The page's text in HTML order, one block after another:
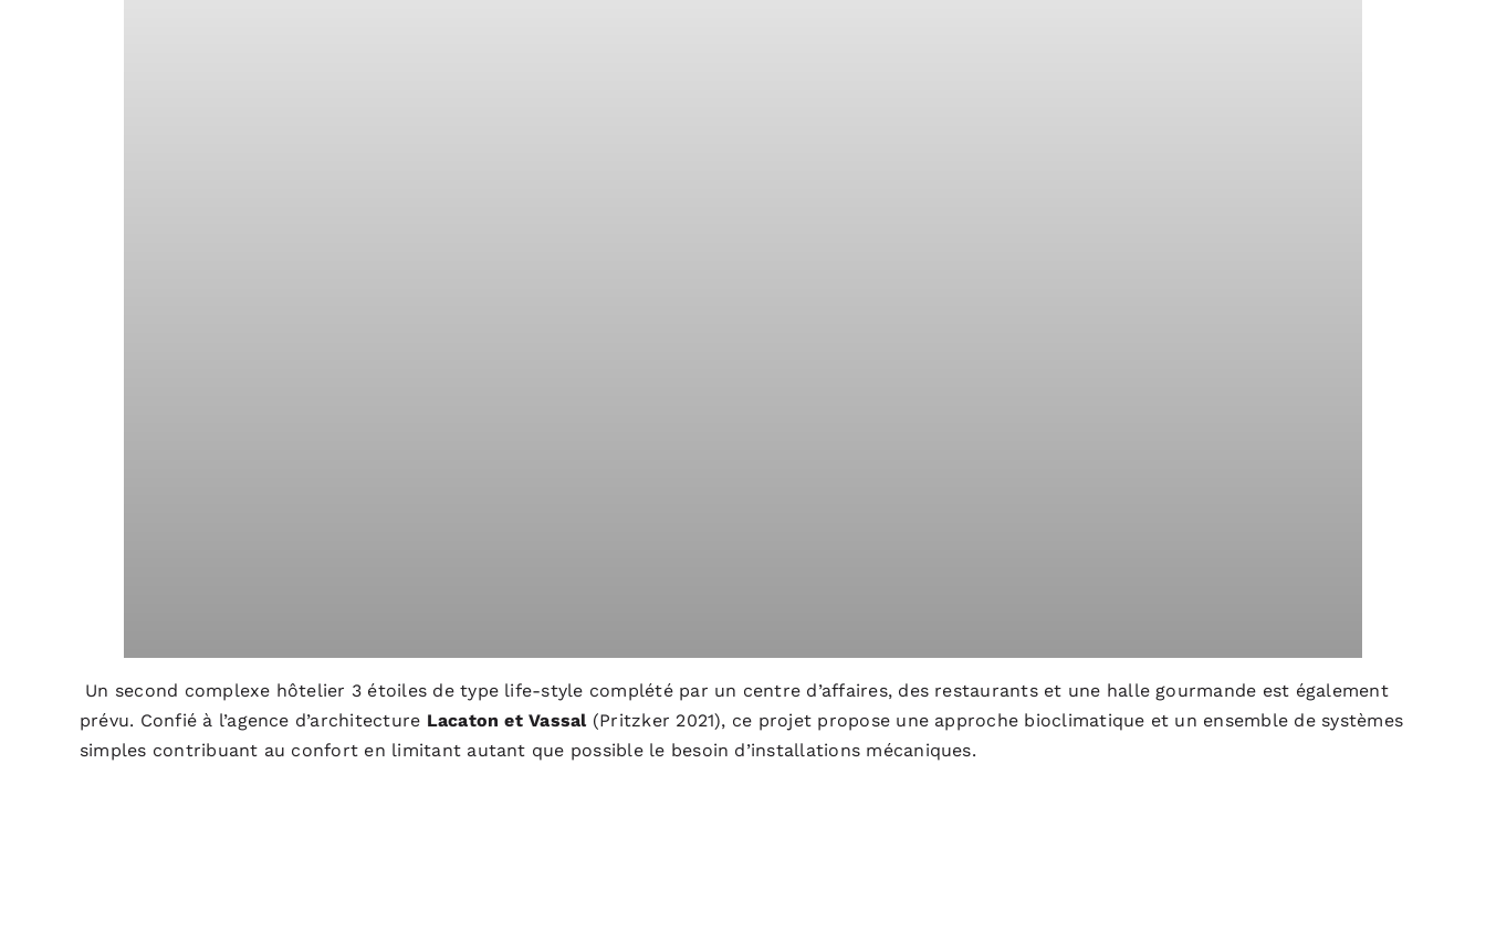
Un second complexe hôtelier 3 étoiles de type life-style complété par un centre d’affaires, des restaurants et une halle gourmande est également
prévu. Confié à l’agence d’architecture Lacaton et Vassal(Pritzker 2021), ce projet propose une approche bioclimatique et un ensemble de systèmes
simples contribuant au confort en limitant autant que possible le besoin d’installations mécaniques.